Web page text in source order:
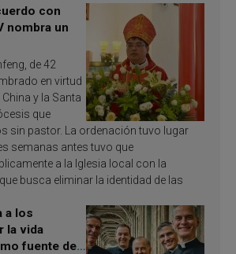
con
nombra un
de 42
en virtud
y la Santa
que
sin pastor. La ordenación tuvo lugar
semanas antes tuvo que
a la Iglesia local con la
busca eliminar la identidad de las
a los
la vida
fuente de